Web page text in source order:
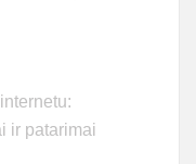
ir patarimai